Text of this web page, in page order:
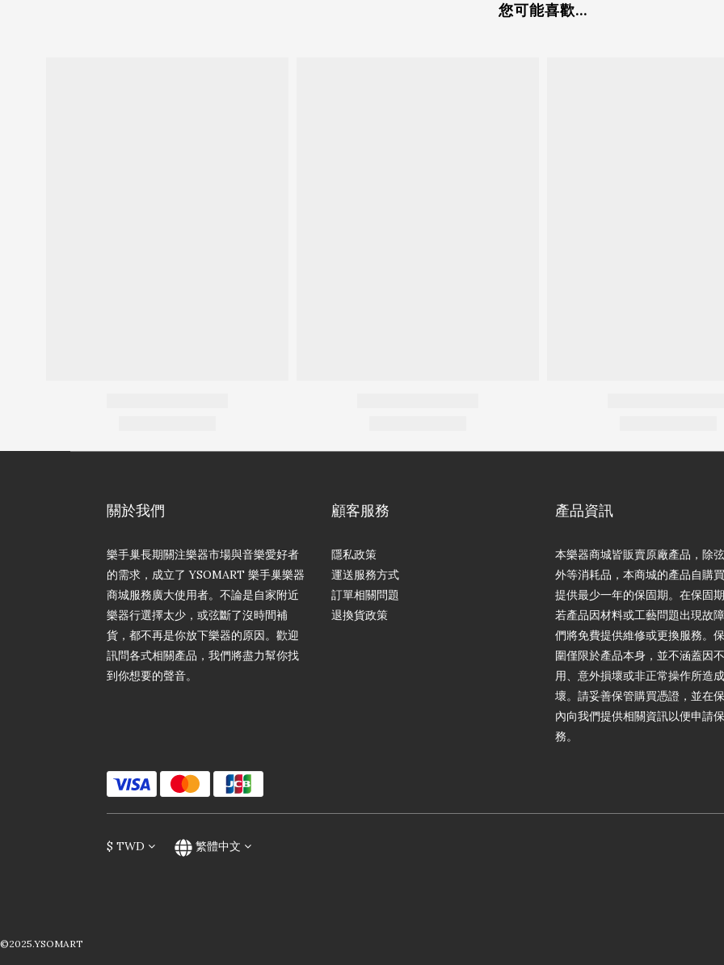
您可能喜歡...
關於我們
樂手巢長期關注樂器市場與音樂愛好者
的需求，成立了 YSOMART 樂手巢樂器
商城服務廣大使用者。不論是自家附近
樂器行選擇太少，或弦斷了沒時間補
貨，都不再是你放下樂器的原因。歡迎
訊問各式相關產品，我們將盡力幫你找
到你想要的聲音。
顧客服務
隱私政策
運送服務方式
訂單相關問題
退換貨政策
產品資訊
本樂器商城皆販賣原廠產品，除
外等消耗品，本商城的產品自購
提供最少一年的保固期。在保固期
若產品因材料或工藝問題出現故
們將免費提供維修或更換服務。
圍僅限於產品本身，並不涵蓋因
用、意外損壞或非正常操作所造
壞。請妥善保管購買憑證，並在
內向我們提供相關資訊以便申請
務。
$ TWD 繁體中文
©2025.YSOMART